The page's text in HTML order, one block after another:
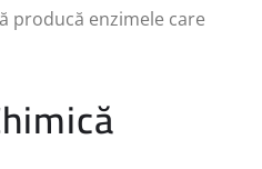
producă enzimele care